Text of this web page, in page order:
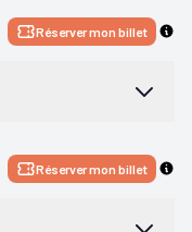
Réserver mon billet
Réserver mon billet